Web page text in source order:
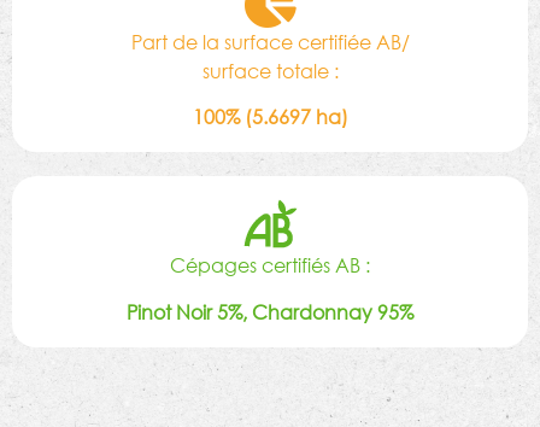
Part de la surface certifiée AB/
surface totale :
100% (5.6697 ha)
Cépages certifiés AB :
Pinot Noir 5%, Chardonnay 95%